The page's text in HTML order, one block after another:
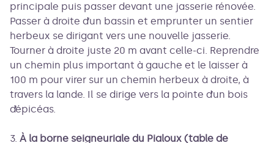
principale puis passer devant une jasserie rénovée.
Passer à droite d’un bassin et emprunter un sentier
herbeux se dirigant vers une nouvelle jasserie.
Tourner à droite juste 20 m avant celle-ci. Reprendre
un chemin plus important à gauche et le laisser à
100 m pour virer sur un chemin herbeux à droite, à
travers la lande. Il se dirige vers la pointe d’un bois
d’épicéas.
3. À la borne seigneuriale du Pialoux (table de